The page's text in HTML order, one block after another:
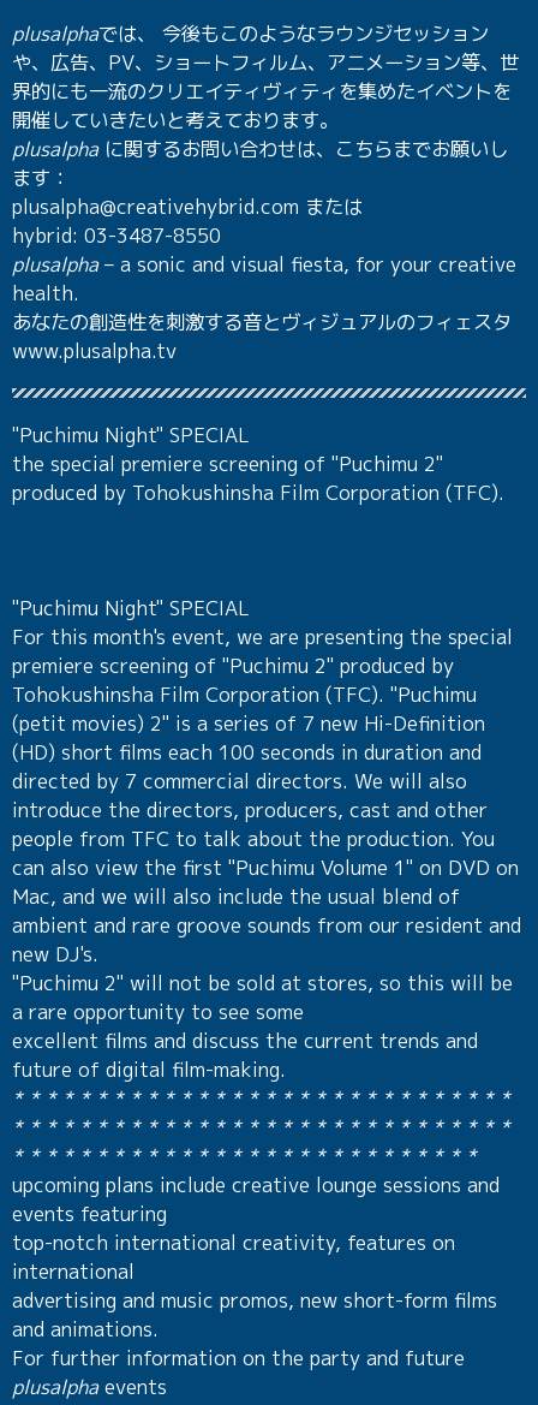
plusalphaでは、 今後もこのようなラウンジセッション
や、広告、PV、ショートフィルム、アニメーション等、世
界的にも一流のクリエイティヴィティを集めたイベントを
開催していきたいと考えております。
plusalphaに関するお問い合わせは、こちらまでお願いし
ます：
plusalpha@creativehybrid.com または
hybrid: 03-3487-8550
plusalpha– a sonic and visual fiesta, for your creative
health.
あなたの創造性を刺激する音とヴィジュアルのフィェスタ
www.plusalpha.tv
"Puchimu Night" SPECIAL
the special premiere screening of "Puchimu 2"
produced by Tohokushinsha Film Corporation (TFC).
"Puchimu Night" SPECIAL
For this month's event, we are presenting the special
premiere screening of "Puchimu 2" produced by
Tohokushinsha Film Corporation (TFC). "Puchimu
(petit movies) 2" is a series of 7 new Hi-Definition
(HD) short films each 100 seconds in duration and
directed by 7 commercial directors. We will also
introduce the directors, producers, cast and other
people from TFC to talk about the production. You
can also view the first "Puchimu Volume 1" on DVD on
Mac, and we will also include the usual blend of
ambient and rare groove sounds from our resident and
new DJ's.
"Puchimu 2" will not be sold at stores, so this will be
a rare opportunity to see some
excellent films and discuss the current trends and
future of digital film-making.
* * * * * * * * * * * * * * * * * * * * * * * * * * * * * *
* * * * * * * * * * * * * * * * * * * * * * * * * * * * * *
* * * * * * * * * * * * * * * * * * * * * * * * * * * *
upcoming plans include creative lounge sessions and
events featuring
top-notch international creativity, features on
international
advertising and music promos, new short-form films
and animations.
For further information on the party and future
plusalphaevents